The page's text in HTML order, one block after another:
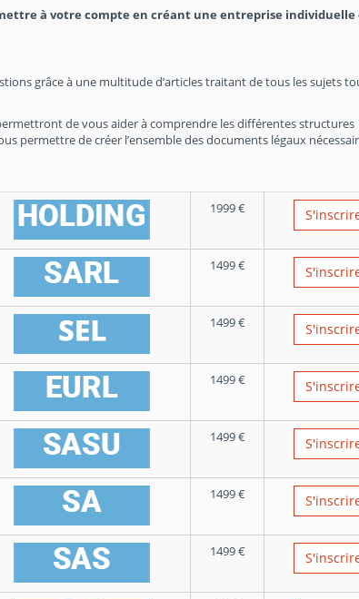
à votre compte en créant une entreprise individuelle
grâce à une multitude d’articles traitant de tous les sujets
de vous aider à comprendre les différentes structures
permettre de créer l’ensemble des documents légaux
1999€
1499€
1499€
1499€
1499€
1499€
1499€